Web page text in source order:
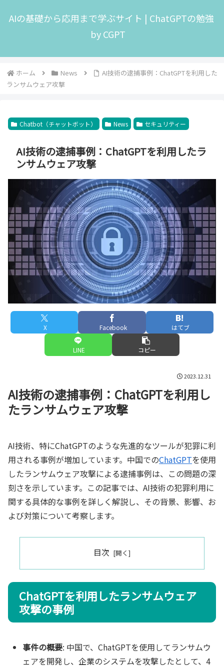
AIの基礎から応用まで学ぶサイト | ChatGPTの勉強
by CGPT
ホーム News
AI技術の逮捕事例：ChatGPTを利用した
ランサムウェア攻撃
Chatbot（チャットボット） News セキュリティー
AI技術の逮捕事例：ChatGPTを利用したラ
ンサムウェア攻撃
X Facebook はてブ
LINE コピー
2023.12.31
AI技術の逮捕事例：ChatGPTを利用し
たランサムウェア攻撃
AI技術、特にChatGPTのような先進的なツールが犯罪に利
用される事例が増加しています。中国でのChatGPTを使用
したランサムウェア攻撃による逮捕事例は、この問題の深
刻さを示しています。この記事では、AI技術の犯罪利用に
関する具体的な事例を詳しく解説し、その背景、影響、お
よび対策について考察します。
目次
ChatGPTを利用したランサムウェア
攻撃の事例
事件の概要: 中国で、ChatGPTを使用してランサムウ
ェアを開発し、企業のシステムを攻撃したとして、4